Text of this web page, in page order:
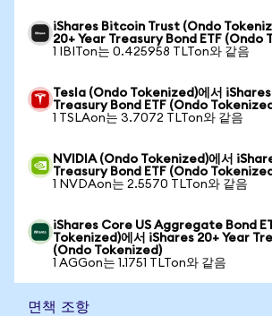
iShares Bitcoin Trust (Ondo
20+ Year Treasury Bond ETF (Ondo
1 IBITon는 0.425958 TLTon와 같음
Tesla (Ondo Tokenized)에서
Treasury Bond ETF (Ondo
1 TSLAon는 3.7072 TLTon와 같음
NVIDIA (Ondo Tokenized)에서
Treasury Bond ETF (Ondo
1 NVDAon는 2.5570 TLTon와 같음
iShares Core US Aggregate Bond
Tokenized)에서 iShares 20+ Year
(Ondo Tokenized)
1 AGGon는 1.1751 TLTon와 같음
면책 조항